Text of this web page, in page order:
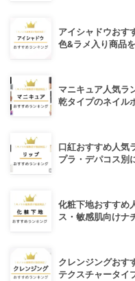
アイシャドウおす
色&ラメ入り商品
マニキュア人気ラ
乾タイプのネイル
口紅おすすめ人気
プラ・デパコス別
化粧下地おすすめ
ス・敏感肌向けナ
クレンジングおす
テクスチャータイ